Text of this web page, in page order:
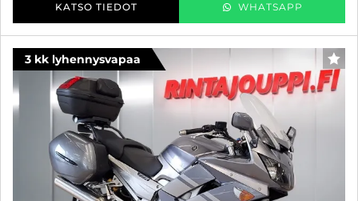
KATSO TIEDOT WHATSAPP
3 kk lyhennysvapaa